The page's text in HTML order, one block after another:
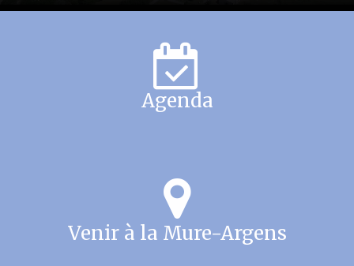
Agenda
Venir à la Mure-Argens